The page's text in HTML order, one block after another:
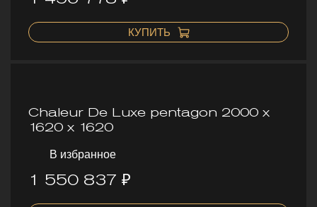
КУПИТЬ
Chaleur De Luxe pentagon 2000 х
1620 х 1620
В избранное
1 550 837 ₽